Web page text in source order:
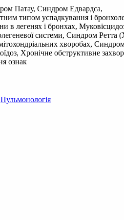
Патау, Синдром Едвардса,
типом успадкування і
в легенях і бронхах,
системи, Синдром
хворобах,
Хронічне обструктивне
ознак
Пульмонологія